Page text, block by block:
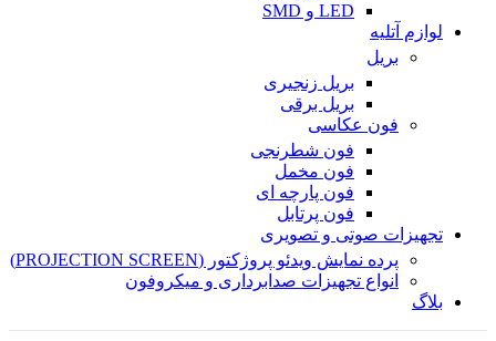
LED و SMD
لوازم آتلیه
بریل
بریل زنجیری
بریل برقی
فون عکاسی
فون شطرنجی
فون مخمل
فون پارچه ای
فون پرتابل
تجهیزات صوتی و تصویری
پرده نمایش ویدئو پروژکتور (PROJECTION SCREEN)
انواع تجهیزات صدابرداری و میکروفون
بلاگ